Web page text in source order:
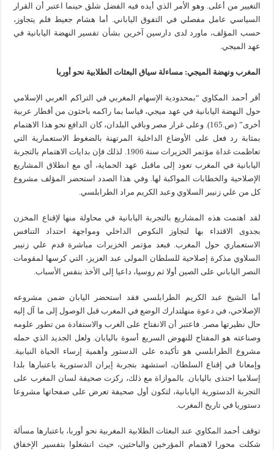
التغيير من أعلى. وهو الأمر الذي أيده فيه الفضل شلق حينما اعتبر أن القرار
السياسي عامل مفصلي في التفوق الياباني. أما هشام جعيط فلم يتجاوز،
حسب المؤلف، ماورد لدى دارسين آخرين بشأن تفسير النهضة اليابانية في
عهد الميجي.
المغرب ونهضة الميجي: مساءلة سياق البعثات الطلابية نحو أوربا
أقر أحمد المكاوي “بمحدودية الإسهام المغربي في التراكم العربي الإسلامي
حول النهضة اليابانية في عهد ميجي، قياسا بما راكمه باحثون من أقطار عربية
أخرى” (ص.165). وعلى غرار مصر وباقي البلدان، كان الدافع نحو هذا الاهتمام
بمثابة رد فعل على الأوضاع الداخلية المرتهنة بالضغوط الاستعمارية التي
تعاظمت غداة مؤتمر الخزيرات سنة 1906. لذلك فإن بدايات الاهتمام بالتجربة
اليابانية في المغرب تعود إلى ماقبل عهد الحماية، أي مع انطلاق المشاريع
الإصلاحية والخطابات المواكبة لها. وفي هذا الصدد استحضر المؤلف مشروع
كل من علي زنيبر السلاوي وعبد الكريم مراد الطرابلسي.
لقد اهتمت هذه المشاريع بالتجربة اليابانية في محاولة منها لإقناع المخزن
بجدوى الاقتداء بها لتجاوز النكوص الداخلي ومواجهة احتداد التنافس
الاستعماري حول المغرب. فبعد مؤتمر الخزيرات مباشرة قدم علي زنيبر
السلاوي مذكرة إصلاحية للسلطان المولى عبد العزيز، التي كرسها لمقومات
النصر الياباني على الصين أولا ثم روسيا، داعيا إلى الأخذ بنفس الأسباب.
أما الشيخ عبد الكريم الطرابلسي فقد استحضر اليابان ضمن مشروعه
الإصلاحي، في دعوة منهلتدارك الوضع في المغرب قبل الوصول إلى ما آل إليه
حال نظيرتها مصر. فاعتبر أن الانفتاح على الغرب والاستفادة من تطور علومه
وصناعته هو المفتاح للنهوض السريع أسوة باليابان. ولعل الجديد الذي حمله
مشروع الطرابلسي هو تأكيده على الدستور وأهمية إرساء الحياة النيابية.
وإمعانا في إقناع السلطان، استشهد بتجربة إيران الدستورية باعتبارها بلدا
إسلاميا احتذى باليابان. بالموازاة مع ذلك، ركزت صحيفة لسان المغرب على
التجربة الدستورية اليابانية، لتكون أول صحيفة تعرض على صفحاتها مشروعا
دستوريا في تاريخ المغرب.
توقف أحمد المكاوي عند البعثات الطلابية المغربية نحو أوربا، باعتبارها مسألة
شكلت محورا لاهتمام المؤرخين والباحثين، حيث انشغلوا بتفسير الإخفاق